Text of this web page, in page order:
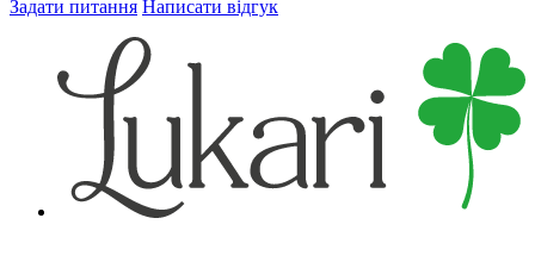
Задати питання Написати відгук